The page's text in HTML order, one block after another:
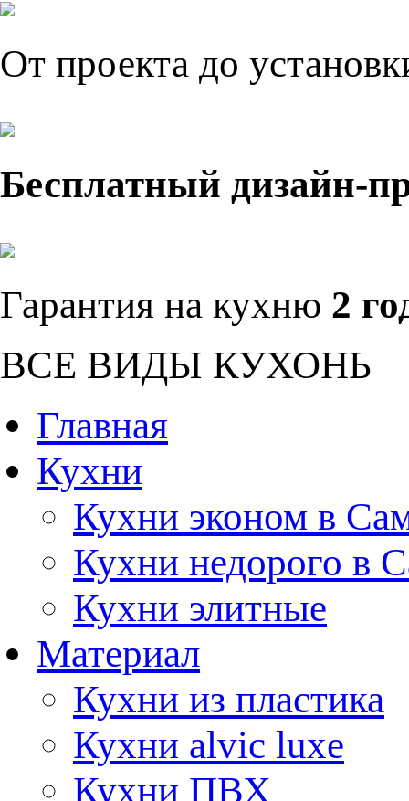
От проекта до
Бесплатный дизайн-
Гарантия на кухню 2
ВСЕ ВИДЫ КУХОНЬ
Главная
Кухни
Кухни эконом в
Кухни недорого в
Кухни элитные
Материал
Кухни из пластика
Кухни alvic luxe
Кухни ПВХ